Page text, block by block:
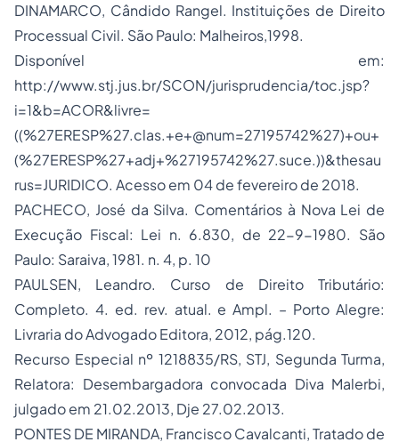
DINAMARCO, Cândido Rangel. Instituições de Direito
Processual Civil. São Paulo: Malheiros,1998.
Disponível em:
http://www.stj.jus.br/SCON/jurisprudencia/toc.jsp?
i=1&b=ACOR&livre=
((%27ERESP%27.clas.+e+@num=27195742%27)+ou+
(%27ERESP%27+adj+%27195742%27.suce.))&thesau
rus=JURIDICO. Acesso em 04 de fevereiro de 2018.
PACHECO, José da Silva. Comentários à Nova Lei de
Execução Fiscal: Lei n. 6.830, de 22-9-1980. São
Paulo: Saraiva, 1981. n. 4, p. 10
PAULSEN, Leandro. Curso de Direito Tributário:
Completo. 4. ed. rev. atual. e Ampl. – Porto Alegre:
Livraria do Advogado Editora, 2012, pág.120.
Recurso Especial nº 1218835/RS, STJ, Segunda Turma,
Relatora: Desembargadora convocada Diva Malerbi,
julgado em 21.02.2013, Dje 27.02.2013.
PONTES DE MIRANDA, Francisco Cavalcanti, Tratado de